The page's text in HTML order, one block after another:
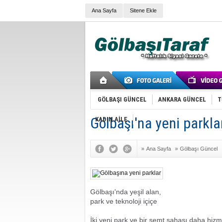
Ana Sayfa Sitene Ekle
GÖLBAŞI GÜNCEL ANKARA GÜNCEL
KADIN AİLE
Gölbaşı'na yeni
» Ana Sayfa » Gölbaşı Güncel
Gölbaşı'nda yeşil alan,
park ve teknoloji içiçe
İki yeni park ve bir semt sahası daha